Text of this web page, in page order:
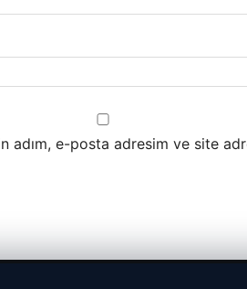
adım, e-posta adresim ve site